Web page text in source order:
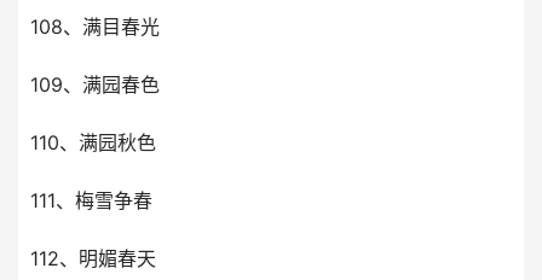
108、满目春光
109、满园春色
110、满园秋色
111、梅雪争春
112、明媚春天